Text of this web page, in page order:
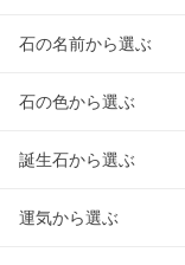
石の名前から選ぶ
石の色から選ぶ
誕生石から選ぶ
運気から選ぶ